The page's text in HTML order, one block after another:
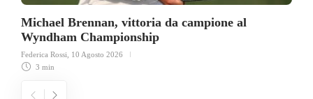
Michael Brennan, vittoria da campione al
Wyndham Championship
Federica Rossi
10 Agosto 2026
3 min